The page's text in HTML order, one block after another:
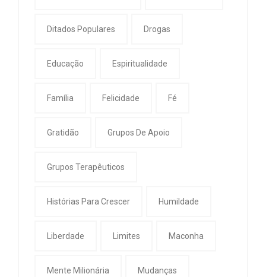
Ditados Populares Drogas
Educação Espiritualidade
Família Felicidade Fé
Gratidão Grupos De Apoio
Grupos Terapêuticos
Histórias Para Crescer Humildade
Liberdade Limites Maconha
Mente Milionária Mudanças